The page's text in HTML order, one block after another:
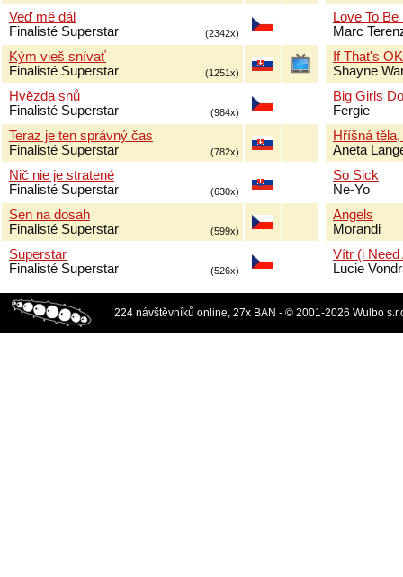
Veď mě dál
Finalisté Superstar
(2342x)
Kým vieš snívať
Finalisté Superstar
(1251x)
Hvězda snů
Finalisté Superstar
(984x)
Teraz je ten správný čas
Finalisté Superstar
(782x)
Nič nie je stratené
Finalisté Superstar
(630x)
Sen na dosah
Finalisté Superstar
(599x)
Superstar
Finalisté Superstar
(526x)
Love To
Marc
If That's
Shayne
Big Girls
Fergie
Hříšná
Aneta
So Sick
Ne-Yo
Angels
Morandi
Vítr (i Need
Lucie
224 návštěvníků online, 27x BAN - © 2001-2026 Wulbo